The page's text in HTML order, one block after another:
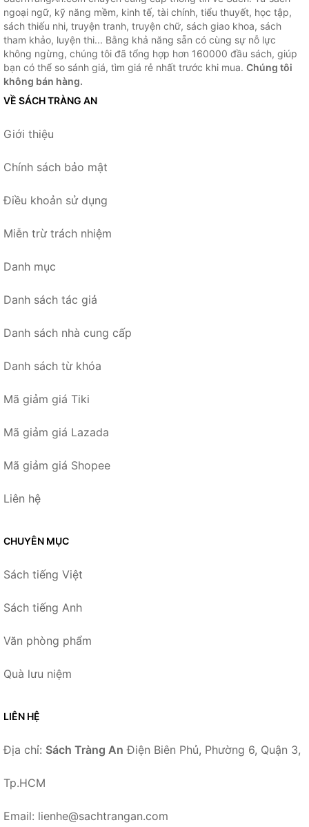
ngoại ngữ, kỹ năng mềm, kinh tế, tài chính, tiểu thuyết, học tập,
sách thiếu nhi, truyện tranh, truyện chữ, sách giao khoa, sách
tham khảo, luyện thi... Bằng khả năng sẵn có cùng sự nỗ lực
không ngừng, chúng tôi đã tổng hợp hơn 160000 đầu sách, giúp
bạn có thể so sánh giá, tìm giá rẻ nhất trước khi mua. Chúng tôi
không bán hàng.
VỀ SÁCH TRÀNG AN
Giới thiệu
Chính sách bảo mật
Điều khoản sử dụng
Miễn trừ trách nhiệm
Danh mục
Danh sách tác giả
Danh sách nhà cung cấp
Danh sách từ khóa
Mã giảm giá Tiki
Mã giảm giá Lazada
Mã giảm giá Shopee
Liên hệ
CHUYÊN MỤC
Sách tiếng Việt
Sách tiếng Anh
Văn phòng phẩm
Quà lưu niệm
LIÊN HỆ
Địa chỉ: Sách Tràng An Điện Biên Phủ, Phường 6, Quận 3,
Tp.HCM
Email: lienhe@sachtrangan.com